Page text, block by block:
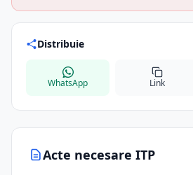
Acte necesare ITP
Distribuie
WhatsApp Link